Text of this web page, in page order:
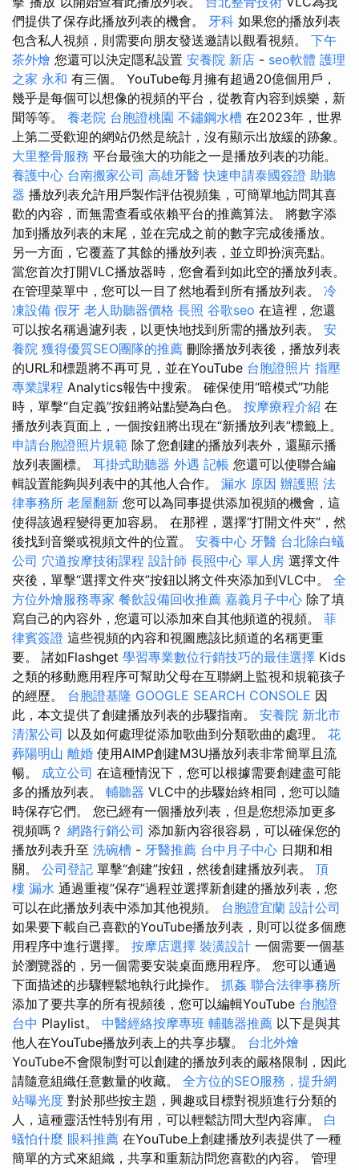
們提供了保存此播放列表的機會。 牙科 如果您的播放列表
包含私人視頻，則需要向朋友發送邀請以觀看視頻。 下午
茶外燴 您還可以決定隱私設置 安養院 新店 - seo軟體 護理
之家 永和 有三個。 YouTube每月擁有超過20億個用戶，
幾乎是每個可以想像的視頻的平台，從教育內容到娛樂，新
聞等等。 養老院 台胞證桃園 不鏽鋼水槽 在2023年，世界
上第二受歡迎的網站仍然是統計，沒有顯示出放緩的跡象。
大里整骨服務 平台最強大的功能之一是播放列表的功能。
養護中心 台南搬家公司 高雄牙醫 快速申請泰國簽證 助聽
器 播放列表允許用戶製作評估視頻集，可簡單地訪問其喜
歡的內容，而無需查看或依賴平台的推薦算法。 將數字添
加到播放列表的末尾，並在完成之前的數字完成後播放。
另一方面，它覆蓋了其餘的播放列表，並立即扮演亮點。
當您首次打開VLC播放器時，您會看到如此空的播放列表。
在管理菜單中，您可以一目了然地看到所有播放列表。 冷
凍設備 假牙 老人助聽器價格 長照 谷歌seo 在這裡，您還
可以按名稱過濾列表，以更快地找到所需的播放列表。 安
養院 獲得優質SEO團隊的推薦 刪除播放列表後，播放列表
的URL和標題將不再可見，並在YouTube 台胞證照片 指壓
專業課程 Analytics報告中搜索。 確保使用“暗模式”功能
時，單擊“自定義”按鈕將站點變為白色。 按摩療程介紹 在
播放列表頁面上，一個按鈕將出現在“新播放列表”標籤上。
申請台胞證照片規範 除了您創建的播放列表外，還顯示播
放列表圖標。 耳掛式助聽器 外遇 記帳 您還可以使聯合編
輯設置能夠與列表中的其他人合作。 漏水 原因 辦護照 法
律事務所 老屋翻新 您可以為同事提供添加視頻的機會，這
使得該過程變得更加容易。 在那裡，選擇“打開文件夾”，然
後找到音樂或視頻文件的位置。 安養中心 牙醫 台北除白蟻
公司 穴道按摩技術課程 設計師 長照中心 單人房 選擇文件
夾後，單擊“選擇文件夾”按鈕以將文件夾添加到VLC中。 全
方位外燴服務專家 餐飲設備回收推薦 嘉義月子中心 除了填
寫自己的內容外，您還可以添加來自其他頻道的視頻。 菲
律賓簽證 這些視頻的內容和視圖應該比頻道的名稱更重
要。 諸如Flashget 學習專業數位行銷技巧的最佳選擇 Kids
之類的移動應用程序可幫助父母在互聯網上監視和規範孩子
的經歷。 台胞證基隆 GOOGLE SEARCH CONSOLE 因
此，本文提供了創建播放列表的步驟指南。 安養院 新北市
清潔公司 以及如何處理從添加歌曲到分類歌曲的處理。 花
葬陽明山 離婚 使用AIMP創建M3U播放列表非常簡單且流
暢。 成立公司 在這種情況下，您可以根據需要創建盡可能
多的播放列表。 輔聽器 VLC中的步驟始終相同，您可以隨
時保存它們。 您已經有一個播放列表，但是您想添加更多
視頻嗎？ 網路行銷公司 添加新內容很容易，可以確保您的
播放列表升至 洗碗槽 - 牙醫推薦 台中月子中心 日期和相
關。 公司登記 單擊“創建”按鈕，然後創建播放列表。 頂
樓 漏水 通過重複“保存”過程並選擇新創建的播放列表，您
可以在此播放列表中添加其他視頻。 台胞證宜蘭 設計公司
如果要下載自己喜歡的YouTube播放列表，則可以從多個應
用程序中進行選擇。 按摩店選擇 裝潢設計 一個需要一個基
於瀏覽器的，另一個需要安裝桌面應用程序。 您可以通過
下面描述的步驟輕鬆地執行此操作。 抓姦 聯合法律事務所
添加了要共享的所有視頻後，您可以編輯YouTube 台胞證
台中 Playlist。 中醫經絡按摩專班 輔聽器推薦 以下是與其
他人在YouTube播放列表上的共享步驟。 台北外燴
YouTube不會限制對可以創建的播放列表的嚴格限制，因此
請隨意組織任意數量的收藏。 全方位的SEO服務，提升網
站曝光度 對於那些按主題，興趣或目標對視頻進行分類的
人，這種靈活性特別有用，可以輕鬆訪問大型內容庫。 白
蟻怕什麼 眼科推薦 在YouTube上創建播放列表提供了一種
簡單的方式來組織，共享和重新訪問您喜歡的內容。 管理